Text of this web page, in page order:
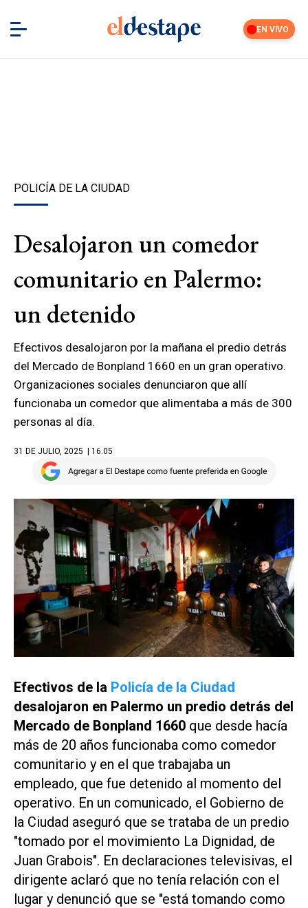
EN VIVO
POLICÍA DE LA CIUDAD
Desalojaron un comedor
comunitario en Palermo:
un detenido
Efectivos desalojaron por la mañana el predio detrás
del Mercado de Bonpland 1660 en un gran operativo.
Organizaciones sociales denunciaron que allí
funcionaba un comedor que alimentaba a más de 300
personas al día.
31 DE JULIO, 2025 | 16.05
Efectivos de la Policía de la Ciudad
desalojaron en Palermo un predio detrás del
Mercado de Bonpland 1660 que desde hacía
más de 20 años funcionaba como comedor
comunitario y en el que trabajaba un
empleado, que fue detenido al momento del
operativo. En un comunicado, el Gobierno de
la Ciudad aseguró que se trataba de un predio
"tomado por el movimiento La Dignidad, de
Juan Grabois". En declaraciones televisivas, el
dirigente aclaró que no tenía relación con el
lugar y denunció que se "está tomando como